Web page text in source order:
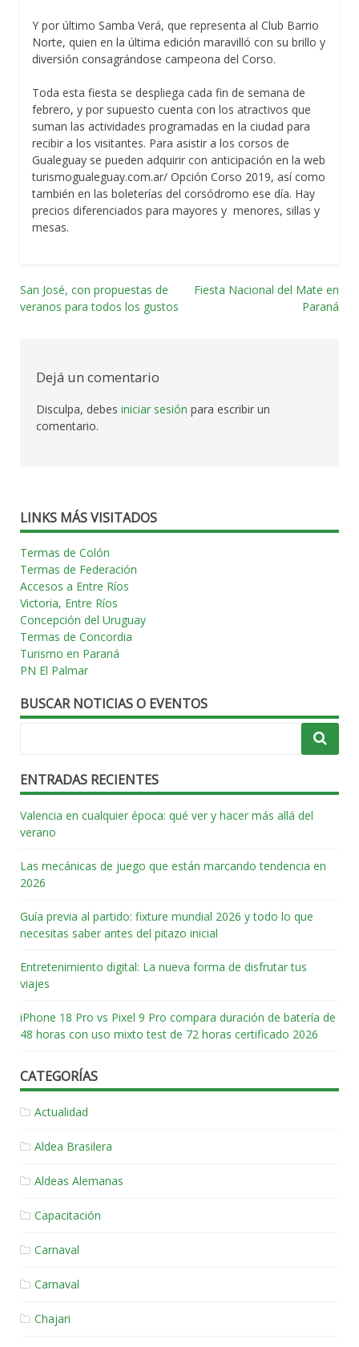
Y por último Samba Verá, que representa al Club Barrio
Norte, quien en la última edición maravilló con su brillo y
diversión consagrándose campeona del Corso.
Toda esta fiesta se despliega cada fin de semana de
febrero, y por supuesto cuenta con los atractivos que
suman las actividades programadas en la ciudad para
recibir a los visitantes. Para asistir a los corsos de
Gualeguay se pueden adquirir con anticipación en la web
turismogualeguay.com.ar/ Opción Corso 2019, así como
también en las boleterías del corsódromo ese día. Hay
precios diferenciados para mayores y menores, sillas y
mesas.
Navegación
entradas
San José, con propuestas de
veranos para todos los gustos
Fiesta Nacional del Mate en
Paraná
Dejá un comentario
Disculpa, debes iniciar sesión para escribir un
comentario.
LINKS MÁS VISITADOS
Termas de Colón
Termas de Federación
Accesos a Entre Ríos
Victoria, Entre Ríos
Concepción del Uruguay
Termas de Concordia
Turismo en Paraná
PN El Palmar
BUSCAR NOTICIAS O EVENTOS
ENTRADAS RECIENTES
Valencia en cualquier época: qué ver y hacer más allá del
verano
Las mecánicas de juego que están marcando tendencia en
2026
Guía previa al partido: fixture mundial 2026 y todo lo que
necesitas saber antes del pitazo inicial
Entretenimiento digital: La nueva forma de disfrutar tus
viajes
iPhone 18 Pro vs Pixel 9 Pro compara duración de batería de
48 horas con uso mixto test de 72 horas certificado 2026
CATEGORÍAS
Actualidad
Aldea Brasilera
Aldeas Alemanas
Capacitación
Carnaval
Carnaval
Chajari